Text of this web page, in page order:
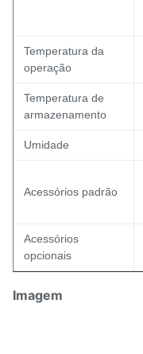
Temperatura da
operação
Temperatura de
armazenamento
Umidade
Acessórios padrão
Acessórios
opcionais
Imagem